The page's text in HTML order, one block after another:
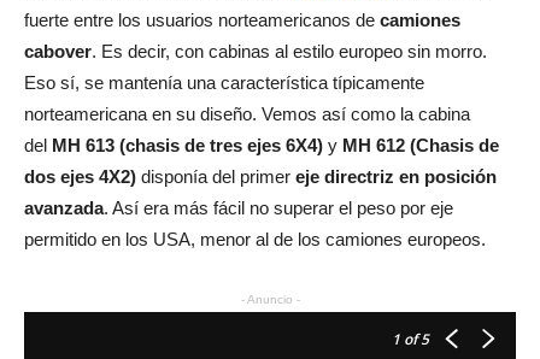
fuerte entre los usuarios norteamericanos de camiones
cabover. Es decir, con cabinas al estilo europeo sin morro.
Eso sí, se mantenía una característica típicamente
norteamericana en su diseño. Vemos así como la cabina
del MH 613 (chasis de tres ejes 6X4) y MH 612 (Chasis de
dos ejes 4X2) disponía del primer eje directriz en posición
avanzada. Así era más fácil no superar el peso por eje
permitido en los USA, menor al de los camiones europeos.
- Anuncio -
1 of 5